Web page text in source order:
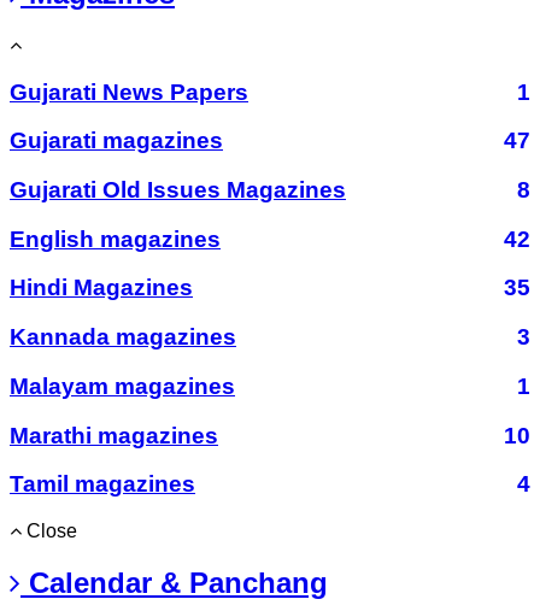
Gujarati News Papers
1
Gujarati magazines
47
Gujarati Old Issues Magazines
8
English magazines
42
Hindi Magazines
35
Kannada magazines
3
Malayam magazines
1
Marathi magazines
10
Tamil magazines
4
Close
Calendar & Panchang